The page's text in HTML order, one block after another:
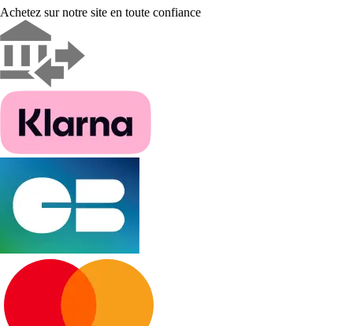
Achetez sur notre site en toute confiance